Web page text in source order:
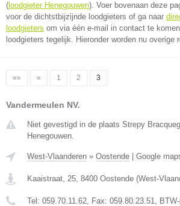
( loodgieter Henegouwen). Voer bovenaan deze
voor de dichtstbijzijnde loodgieters of ga naar
loodgieters om via één e-mail in contact te
loodgieters tegelijk. Hieronder worden nu overige
«« « 1 2 3
Vandermeulen NV.
Niet gevestigd in de plaats Strepy
Henegouwen.
West-Vlaanderen » Oostende Google
Kaaistraat, 25, 8400 Oostende (West-
Tel: 059.70.11.62, Fax: 059.80.23.51,